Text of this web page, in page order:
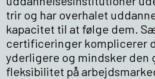
trir og har overhalet
kapacitet til at følge dem.
certificeringer komplicerer
yderligere og mindsker den
fleksibilitet på